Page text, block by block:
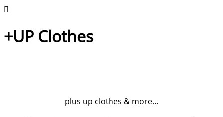
+UP Clothes
plus up clothes & more…